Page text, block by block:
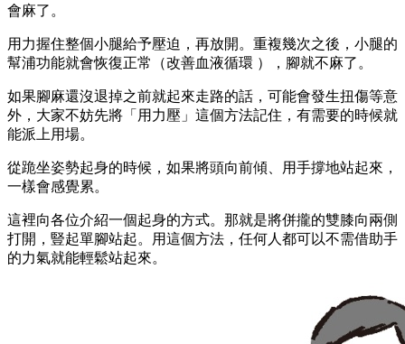
會麻了。
用力握住整個小腿給予壓迫，再放開。重複幾次之後，小腿的
幫浦功能就會恢復正常（改善血液循環 ），腳就不麻了。
如果腳麻還沒退掉之前就起來走路的話，可能會發生扭傷等意
外，大家不妨先將「用力壓」這個方法記住，有需要的時候就
能派上用場。
從跪坐姿勢起身的時候，如果將頭向前傾、用手撐地站起來，
一樣會感覺累。
這裡向各位介紹一個起身的方式。那就是將併攏的雙膝向兩側
打開，豎起單腳站起。用這個方法，任何人都可以不需借助手
的力氣就能輕鬆站起來。